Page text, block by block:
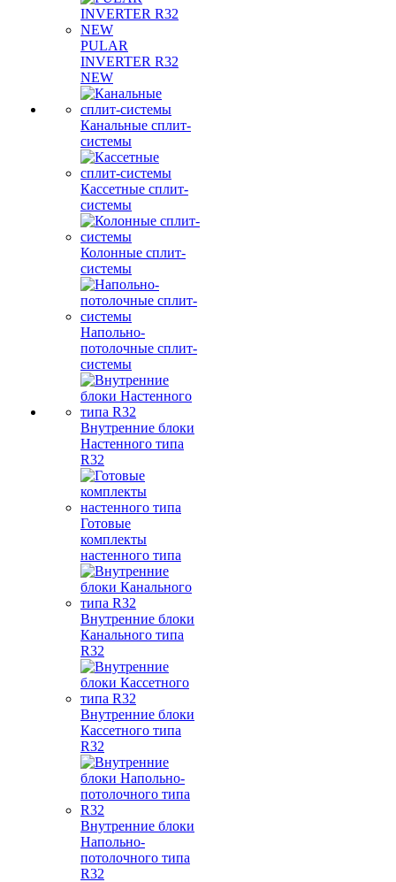
PULAR
INVERTER R32
NEW
Канальные сплит-
системы
Кассетные сплит-
системы
Колонные сплит-
системы
Напольно-
потолочные сплит-
системы
Внутренние блоки
Настенного типа
R32
Готовые
комплекты
настенного типа
Внутренние блоки
Канального типа
R32
Внутренние блоки
Кассетного типа
R32
Внутренние блоки
Напольно-
потолочного типа
R32